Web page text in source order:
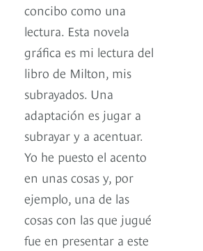
concibo como una
lectura. Esta novela
gráfica es mi lectura del
libro de Milton, mis
subrayados. Una
adaptación es jugar a
subrayar y a acentuar.
Yo he puesto el acento
en unas cosas y, por
ejemplo, una de las
cosas con las que jugué
fue en presentar a este